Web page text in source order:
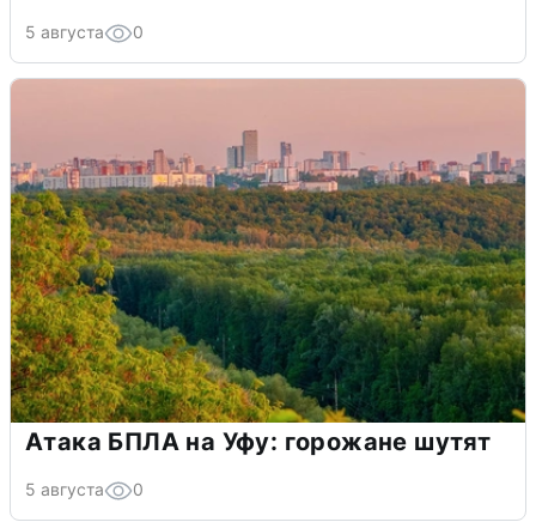
5 августа 0
Атака БПЛА на Уфу: горожане шутят
5 августа 0